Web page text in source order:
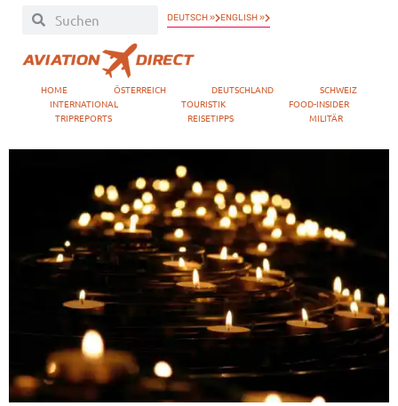
DEUTSCH » ENGLISH »
HOME ÖSTERREICH DEUTSCHLAND
SCHWEIZ
INTERNATIONAL
TOURISTIK
FOOD-INSIDER
TRIPREPORTS
REISETIPPS MILITÄR